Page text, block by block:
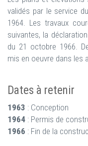
validés par le service
1964. Les travaux
suivantes, la
du 21 octobre 1966.
mis en oeuvre dans les
Dates à retenir
1963 : Conception
1964 : Permis de
1966 : Fin de la